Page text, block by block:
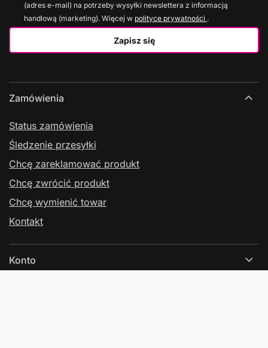
Zapisz się
(adres e-mail) na potrzeby wysyłki newslettera z informacją
handlową (marketing). Więcej w polityce prywatności .
Zamówienia
Status zamówienia
Śledzenie przesyłki
Chcę zareklamować produkt
Chcę zwrócić produkt
Chcę wymienić towar
Kontakt
Konto